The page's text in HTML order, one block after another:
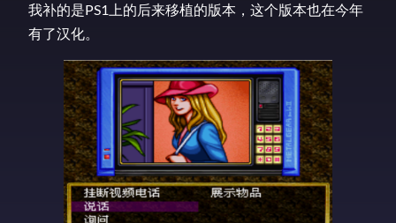
我补的是PS1上的后来移植的版本，这个版本也在今年
有了汉化。